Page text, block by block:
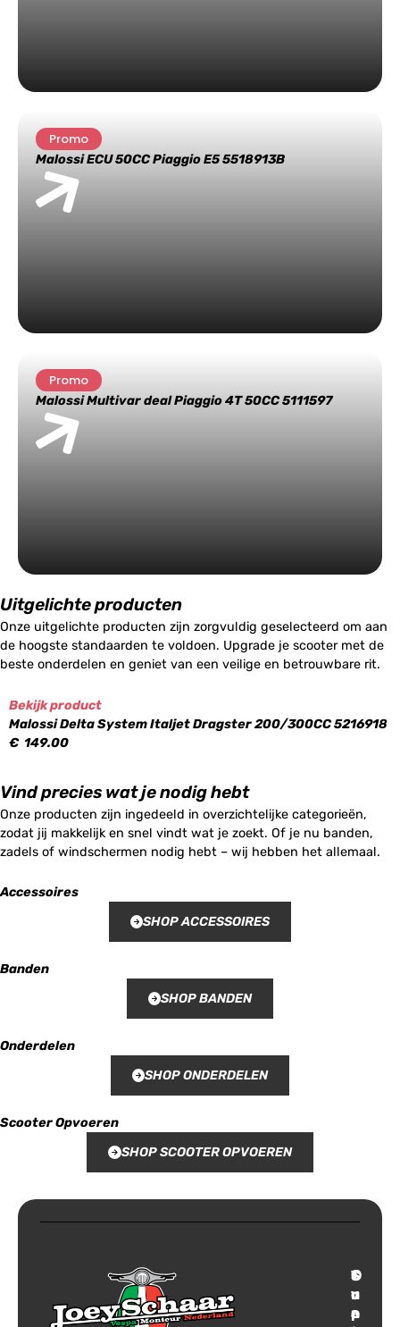
Promo
Malossi ECU 50CC Piaggio E5 5518913B
Promo
Malossi Multivar deal Piaggio 4T 50CC 5111597
Uitgelichte producten
Onze uitgelichte producten zijn zorgvuldig geselecteerd om aan
de hoogste standaarden te voldoen. Upgrade je scooter met de
beste onderdelen en geniet van een veilige en betrouwbare rit.
Bekijk product
Malossi Delta System Italjet Dragster 200/300CC 5216918
€ 149.00
Vind precies wat je nodig hebt
Onze producten zijn ingedeeld in overzichtelijke categorieën,
zodat jij makkelijk en snel vindt wat je zoekt. Of je nu banden,
zadels of windschermen nodig hebt – wij hebben het allemaal.
Accessoires
SHOP ACCESSOIRES
Banden
SHOP BANDEN
Onderdelen
SHOP ONDERDELEN
Scooter Opvoeren
SHOP SCOOTER OPVOEREN
T
r
a
O
v
e
S
u
p
C
o
n